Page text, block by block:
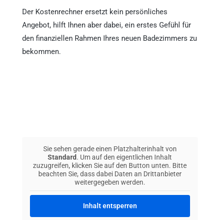
Der Kostenrechner ersetzt kein persönliches
Angebot, hilft Ihnen aber dabei, ein erstes Gefühl für
den finanziellen Rahmen Ihres neuen Badezimmers zu
bekommen.
Sie sehen gerade einen Platzhalterinhalt von
Standard . Um auf den eigentlichen Inhalt
zuzugreifen, klicken Sie auf den Button unten. Bitte
beachten Sie, dass dabei Daten an Drittanbieter
weitergegeben werden.
Inhalt entsperren